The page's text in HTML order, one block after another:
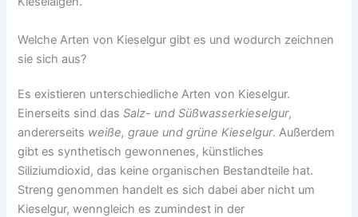
Welche Arten von Kieselgur gibt es und wodurch zeichnen
sie sich aus?
Es existieren unterschiedliche Arten von Kieselgur.
Einerseits sind dasSalz- und Süßwasserkieselgur,
andererseits weiße, graue und grüne Kieselgur. Außerdem
gibt es synthetisch gewonnenes, künstliches
Siliziumdioxid, das keine organischen Bestandteile hat.
Streng genommen handelt es sich dabei aber nicht um
Kieselgur, wenngleich es zumindest in der